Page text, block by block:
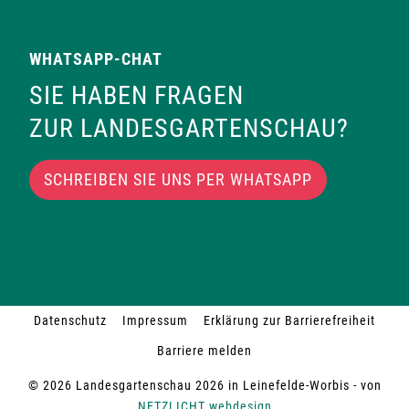
WHATSAPP-CHAT
SIE HABEN FRAGEN
ZUR LANDESGARTENSCHAU?
SCHREIBEN SIE UNS PER WHATSAPP
© 2026 Landesgartenschau 2026 in Leinefelde-Worbis - von
Datenschutz Impressum
Erklärung zur Barrierefreiheit
Barriere melden